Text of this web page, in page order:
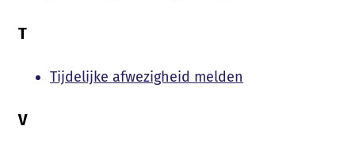
T
Tijdelijke afwezigheid melden
V